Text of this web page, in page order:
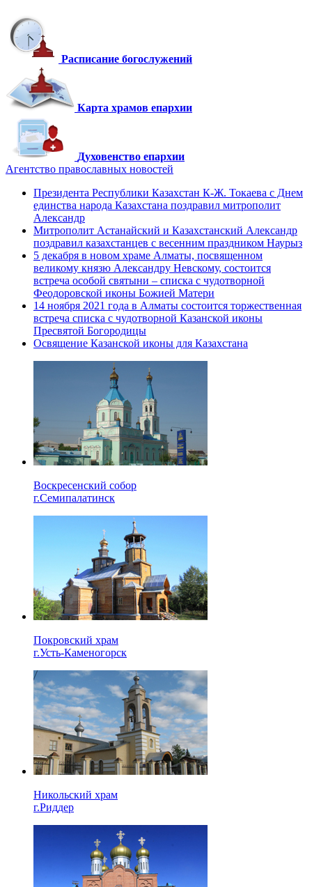
Расписание богослужений
Карта храмов епархии
Духовенство епархии
Агентство православных новостей
Президента Республики Казахстан К-Ж. Токаева с Днем
единства народа Казахстана поздравил митрополит
Александр
Митрополит Астанайский и Казахстанский Александр
поздравил казахстанцев с весенним праздником Наурыз
5 декабря в новом храме Алматы, посвященном
великому князю Александру Невскому, состоится
встреча особой святыни – списка с чудотворной
Феодоровской иконы Божией Матери
14 ноября 2021 года в Алматы состоится торжественная
встреча списка с чудотворной Казанской иконы
Пресвятой Богородицы
Освящение Казанской иконы для Казахстана
Воскресенский собор
г.Семипалатинск
Покровский храм
г.Усть-Каменогорск
Никольский храм
г.Риддер